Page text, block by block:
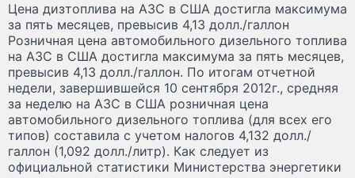
Цена дизтоплива на АЗС в США достигла максимума
за пять месяцев, превысив 4,13 долл./галлон
Розничная цена автомобильного дизельного топлива
на АЗС в США достигла максимума за пять месяцев,
превысив 4,13 долл./галлон. По итогам отчетной
недели, завершившейся 10 сентября 2012г., средняя
за неделю на АЗС в США розничная цена
автомобильного дизельного топлива (для всех его
типов) составила с учетом налогов 4,132 долл./
галлон (1,092 долл./литр). Как следует из
официальной статистики Министерства энергетики